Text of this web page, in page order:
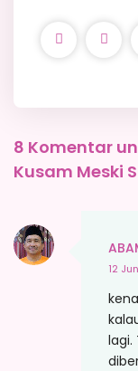
8 Komentar
Kusam Meski
12
lagi.